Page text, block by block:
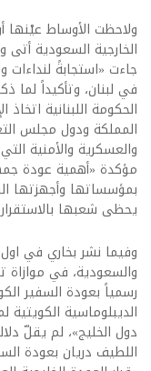
ولاحظت الأوساط عيْنها
الخارجية السعودية أتى
جاءت «استجابةً لنداءات
في لبنان، وتأكيداً لما
الحكومة اللبنانية اتخاذ
المملكة ودول مجلس
والعسكرية والأمنية
مؤكدة «أهمية عودة
بمؤسساتها وأجهزتها
يحظى شعبها
وفيما نشر بخاري في
والسعودية، في موازاة
رسمياً بعودة السفير
الديبلوماسية
دول الخليج»، لم يقلّ
اللطيف دريان بعودة